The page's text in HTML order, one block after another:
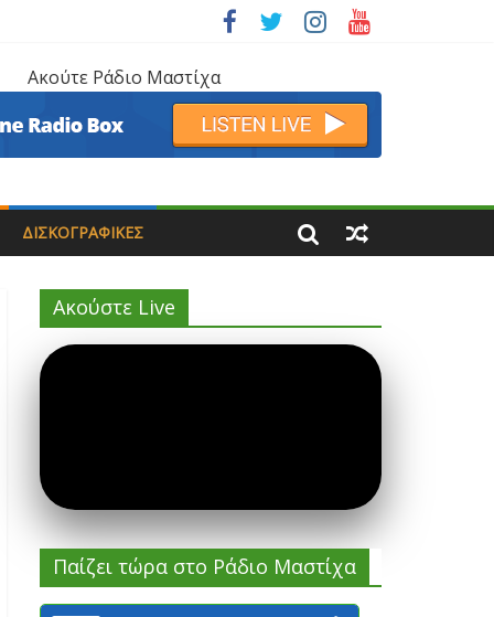
Ακούτε Ράδιο Μαστίχα
ΔΙΣΚΟΓΡΑΦΙΚΈΣ
Ακούστε Live
Παίζει τώρα στο Ράδιο Μαστίχα